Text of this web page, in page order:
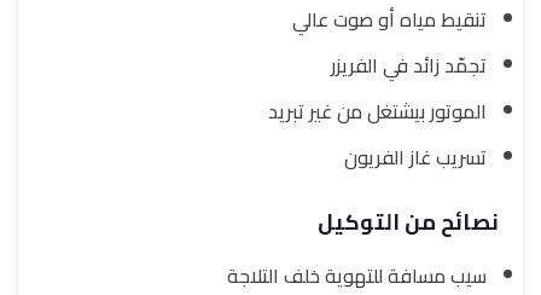
تنقيط مياه أو صوت عالي
تجمّد زائد في الفريزر
الموتور بيشتغل من غير تبريد
تسريب غاز الفريون
نصائح من التوكيل
سيب مسافة للتهوية خلف التلاجة